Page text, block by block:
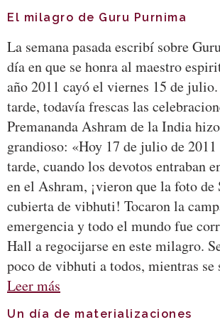
El milagro de Guru Purnima
La semana pasada escribí sobre
día en que se honra al maestro
año 2011 cayó el viernes 15 de
tarde, todavía frescas las
Premananda Ashram de la India
grandioso: «Hoy 17 de julio de 2011
tarde, cuando los devotos entraban
en el Ashram, ¡vieron que la foto
cubierta de vibhuti! Tocaron la
emergencia y todo el mundo fue
Hall a regocijarse en este milagro.
poco de vibhuti a todos, mientras
Leer más
Un día de materializaciones